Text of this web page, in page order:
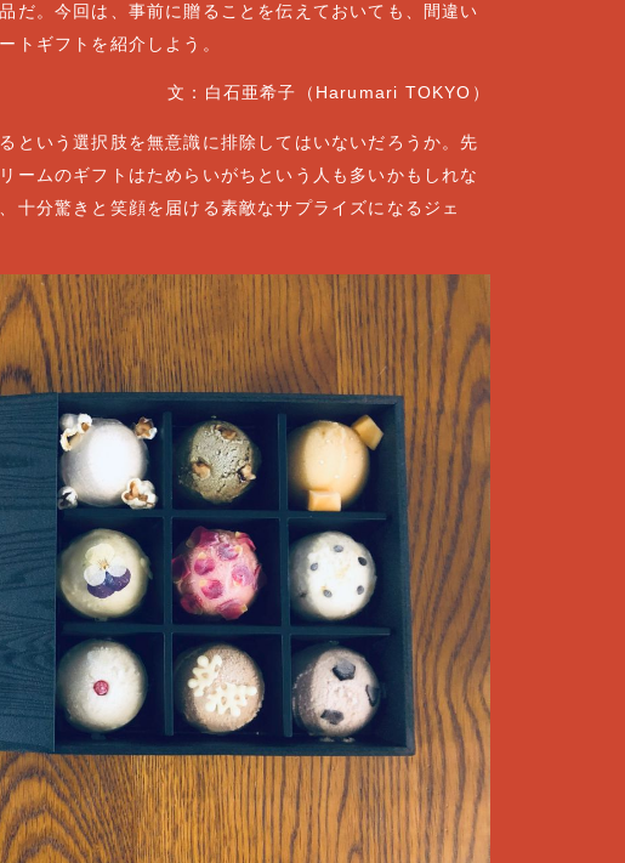
だ。今回は、事前に贈ることを伝えておいても、間違い
トギフトを紹介しよう。
文：白石亜希子（Harumari TOKYO）
という選択肢を無意識に排除してはいないだろうか。先
ームのギフトはためらいがちという人も多いかもしれな
十分驚きと笑顔を届ける素敵なサプライズになるジェ